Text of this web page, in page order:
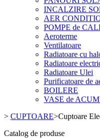
INCALZIRE
AER
POMPE de
Aeroterme
Ventilatoare
Radiatoare cu
Radiatoare
Radiatoare Ulei
Purificatoare de
BOILERE
VASE de
> CUPTOARE>Cuptoare
Catalog de produse